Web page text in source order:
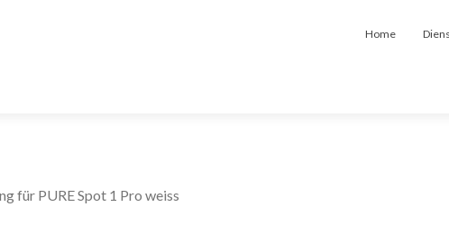
Home
für PURE Spot 1 Pro weiss